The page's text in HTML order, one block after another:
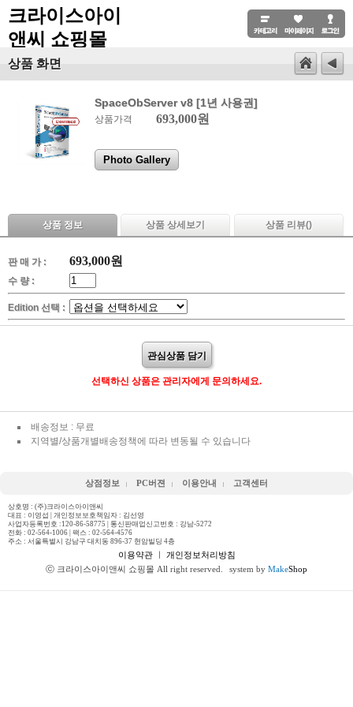
크라이스아이
앤씨 쇼핑몰
상품 화면
SpaceObServer v8 [1년 사용권]
상품가격 693,000원
Photo Gallery
상품 정보 상품 상세보기 상품 리뷰()
판 매 가 : 693,000원
수 량 :
Edition 선택 :
관심상품 담기
선택하신 상품은 관리자에게 문의하세요.
배송정보 : 무료
지역별/상품개별배송정책에 따라 변동될 수 있습니다
상점정보 PC버젼 이용안내 고객센터
상호명 : (주)크라이스아이앤씨
대표 : 이영섭 | 개인정보보호책임자 : 김선영
사업자등록번호 :120-86-58775 | 통신판매업신고번호 : 강남-5272
전화 : 02-564-1006 | 팩스 : 02-564-4576
주소 : 서울특별시 강남구 대치동 896-37 현암빌딩 4층
이용약관ㅣ 개인정보처리방침
ⓒ 크라이스아이앤씨 쇼핑몰 All right reserved.
system by MakeShop